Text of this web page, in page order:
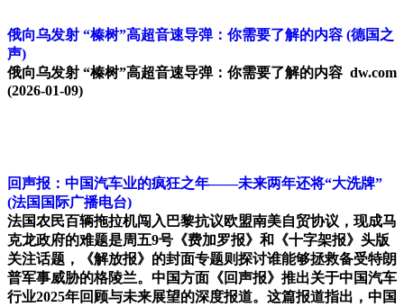
俄向乌发射 “榛树”高超音速导弹：你需要了解的内容 (德国之
声)
俄向乌发射 “榛树”高超音速导弹：你需要了解的内容 dw.com
(2026-01-09)
回声报：中国汽车业的疯狂之年——未来两年还将“大洗牌”
(法国国际广播电台)
法国农民百辆拖拉机闯入巴黎抗议欧盟南美自贸协议，现成马
克龙政府的难题是周五9号《费加罗报》和《十字架报》头版
关注话题，《解放报》的封面专题则探讨谁能够拯救备受特朗
普军事威胁的格陵兰。中国方面《回声报》推出关于中国汽车
行业2025年回顾与未来展望的深度报道。这篇报道指出，中国